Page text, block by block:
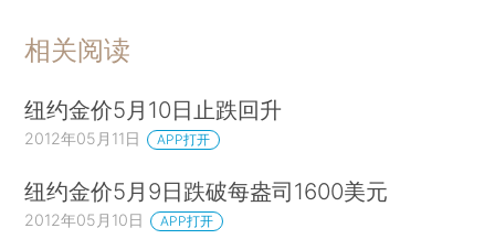
相关阅读
纽约金价5月10日止跌回升
2012年05月11日 APP打开
纽约金价5月9日跌破每盎司1600美元
2012年05月10日 APP打开